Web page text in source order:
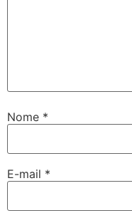
Nome *
E-mail *